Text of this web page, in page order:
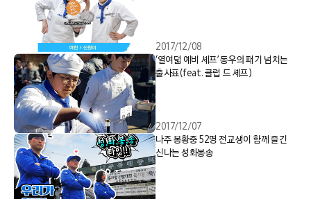
2017/12/08
‘열여덟 예비 셰프’ 동우의 패기 넘치는
출사표(feat. 클럽 드 셰프)
2017/12/07
나주 봉황중 52명 전교생이 함께 즐긴
신나는 성화봉송